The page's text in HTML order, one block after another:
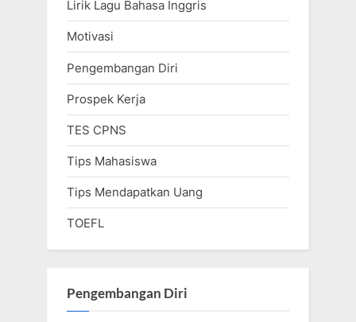
Lirik Lagu Bahasa Inggris
Motivasi
Pengembangan Diri
Prospek Kerja
TES CPNS
Tips Mahasiswa
Tips Mendapatkan Uang
TOEFL
Pengembangan Diri